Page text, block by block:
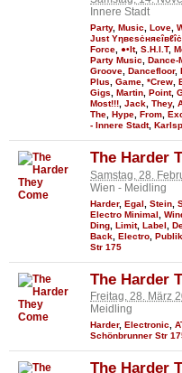
Innere Stadt
Party, Music, Love,
Just
Force, ●•It, S.H.I.T,
Party Music, Dance-
Groove, Dancefloor,
Plus, Game, *Crew,
Gigs, Martin, Point,
Most!!!, Jack, They,
The, Hype, From,
- Innere Stadt,
The Harder
Samstag, 28.
Wien - Meidling
Harder, Egal Stein
Electro Minimal
Ding Limit, Label
Back Electro
Str 175
The Harder
Freitag, 28. März
Meidling
Harder, Electronic
Schönbrunner Str
The Harder